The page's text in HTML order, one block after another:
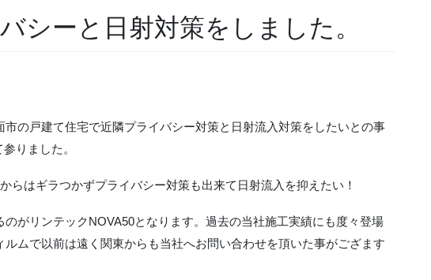
シーと日射対策をしました。
の戸建て住宅で近隣プライバシー対策と日射流入対策をしたいとの事
りました。
らはギラつかずプライバシー対策も出来て日射流入を抑えたい！
がリンテックNOVA50となります。過去の当社施工実績にも度々登場
ルムで以前は遠く関東からも当社へお問い合わせを頂いた事がござます